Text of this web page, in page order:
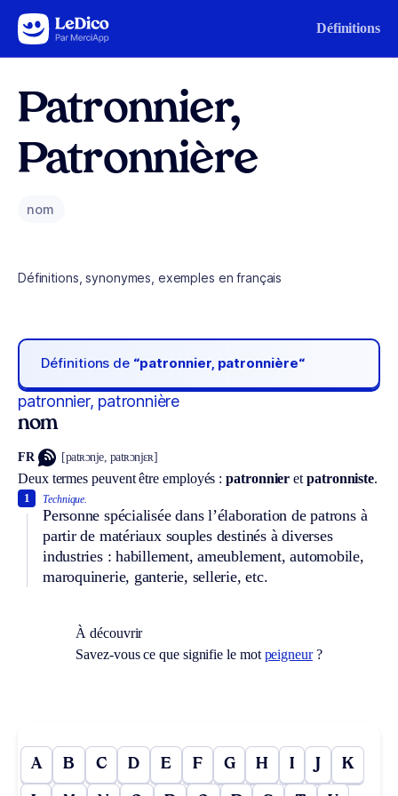
Aller au contenu Définitions
Patronnier,
Patronnière
nom
Définitions, synonymes, exemples en français
Définitions de “patronnier, patronnière“
patronnier, patronnière
nom
FR [patʀɔnje, patʀɔnjɛʀ]
Deux termes peuvent être employés :patronnier etpatronniste.
Technique.
Personne spécialisée dans l’élaboration de patrons à
partir de matériaux souples destinés à diverses
industries : habillement, ameublement, automobile,
maroquinerie, ganterie, sellerie, etc.
1
À découvrir
Savez-vous ce que signifie le mot peigneur?
A B C D E F G H I J K